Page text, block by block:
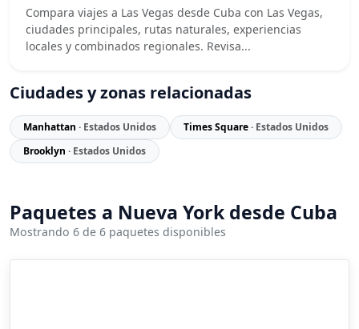
Compara viajes a Las Vegas desde Cuba con Las Vegas,
ciudades principales, rutas naturales, experiencias
locales y combinados regionales. Revisa...
Ciudades y zonas relacionadas
Manhattan · Estados Unidos Times Square· Estados Unidos
Brooklyn · Estados Unidos
Paquetes a Nueva York desde Cuba
Mostrando 6 de 6 paquetes disponibles